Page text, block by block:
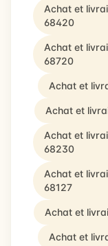
Achat et
68420
Achat et
68720
Achat et
Achat et
Achat et
68230
Achat et
68127
Achat et
Achat et